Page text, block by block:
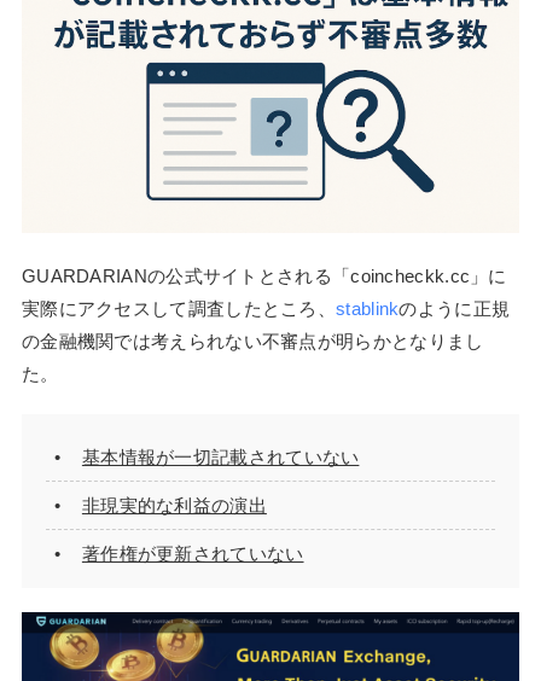
GUARDARIANの公式サイトとされる「coincheckk.cc」に
実際にアクセスして調査したところ、stablinkのように正規
の金融機関では考えられない不審点が明らかとなりまし
た。
基本情報が一切記載されていない
非現実的な利益の演出
著作権が更新されていない